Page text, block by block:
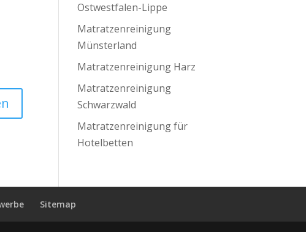
Ostwestfalen-Lippe
Matratzenreinigung
Münsterland
Matratzenreinigung Harz
Matratzenreinigung
Schwarzwald
Matratzenreinigung für
Hotelbetten
Sitemap